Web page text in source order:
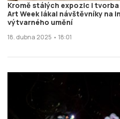
Kromě stálých expozic i
Art Week lákal návštěvníky na
výtvarného umění
18. dubna 2025 • 18:01